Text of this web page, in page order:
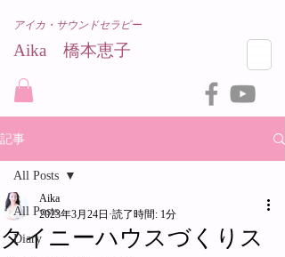
Aika 橋本恵子​
アイカ・サウンドセラピー
記事
All Posts
Diary
All Posts
タイニーハウスづくりス
Aika
2023年3月24日 読了時間: 1分